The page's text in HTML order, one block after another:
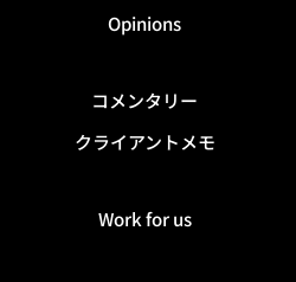
Opinions
コメンタリー
クライアントメモ
Work for us